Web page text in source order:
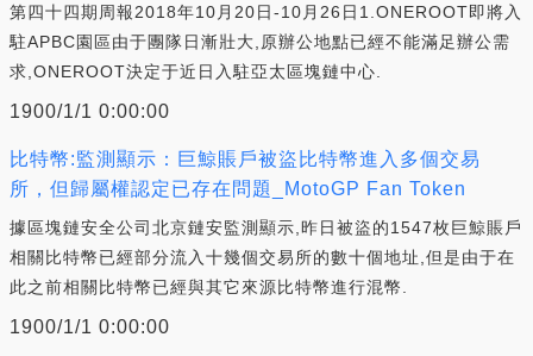
第四十四期周報2018年10月20日-10月26日1.ONEROOT即將入
駐APBC園區由于團隊日漸壯大,原辦公地點已經不能滿足辦公需
求,ONEROOT決定于近日入駐亞太區塊鏈中心.
1900/1/1 0:00:00
比特幣:監測顯示：巨鯨賬戶被盜比特幣進入多個交易
所，但歸屬權認定已存在問題_MotoGP Fan Token
據區塊鏈安全公司北京鏈安監測顯示,昨日被盜的1547枚巨鯨賬戶
相關比特幣已經部分流入十幾個交易所的數十個地址,但是由于在
此之前相關比特幣已經與其它來源比特幣進行混幣.
1900/1/1 0:00:00